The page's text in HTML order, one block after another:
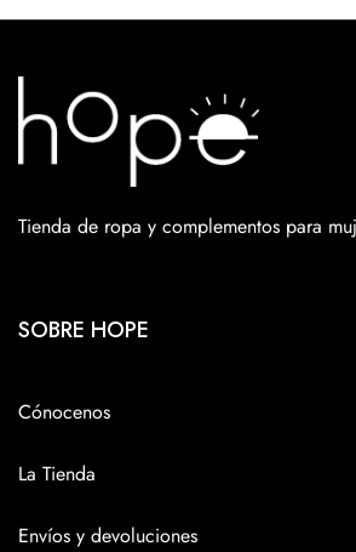
Tienda de ropa y complementos para
SOBRE HOPE
Cónocenos
La Tienda
Envíos y devoluciones